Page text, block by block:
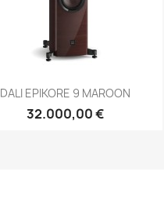
DALI EPIKORE 9 MAROON
32.000,00 €